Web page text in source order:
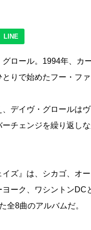
LINE
ロール。1994年、カ
りで始めたフー・ファ
デイヴ・グロールは
チェンジを繰り返し
ズ』は、シカゴ、オ
ーク、ワシントン
全8曲のアルバムだ。